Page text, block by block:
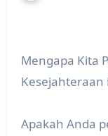
Mengapa Kita
Kesejahteraan
Apakah Anda